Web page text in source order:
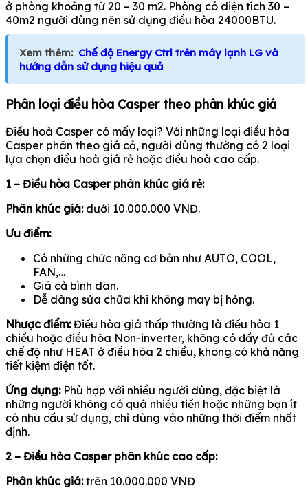
ở phòng khoảng từ 20 – 30 m2. Phòng có diện tích 30 –
40m2 người dùng nên sử dụng điều hòa 24000BTU.
Xem thêm: Chế độ Energy Ctrl trên máy lạnh LG và
hướng dẫn sử dụng hiệu quả
Phân loại điều hòa Casper theo phân khúc giá
Điều hoà Casper có mấy loại? Với những loại điều hòa
Casper phân theo giá cả, người dùng thường có 2 loại
lựa chọn điều hoà giá rẻ hoặc điều hoà cao cấp.
1 – Điều hòa Casper phân khúc giá rẻ:
Phân khúc giá:dưới 10.000.000 VNĐ.
Ưu điểm:
Có những chức năng cơ bản như AUTO, COOL,
FAN,…
Giá cả bình dân.
Dễ dàng sửa chữa khi không may bị hỏng.
Nhược điểm:Điều hòa giá thấp thường là điều hòa 1
chiều hoặc điều hòa Non-inverter, không có đầy đủ các
chế độ như HEAT ở điều hòa 2 chiều, không có khả năng
tiết kiệm điện tốt.
Ứng dụng:Phù hợp với nhiều người dùng, đặc biệt là
những người không có quá nhiều tiền hoặc những bạn ít
có nhu cầu sử dụng, chỉ dùng vào những thời điểm nhất
định.
2 – Điều hòa Casper phân khúc cao cấp:
Phân khúc giá:trên 10.000.000 VNĐ